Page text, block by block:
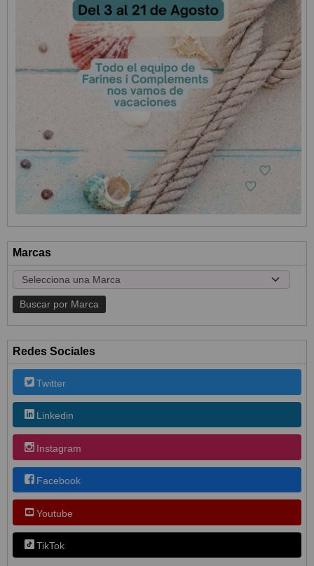
Marcas
Redes Sociales
Twitter
Linkedin
Instagram
Facebook
Youtube
TikTok